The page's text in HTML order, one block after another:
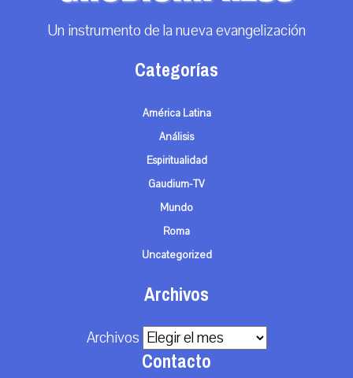
Un instrumento de la nueva evangelización
Categorías
América Latina
Análisis
Espiritualidad
Gaudium-TV
Mundo
Roma
Uncategorized
Archivos
Archivos
Contacto